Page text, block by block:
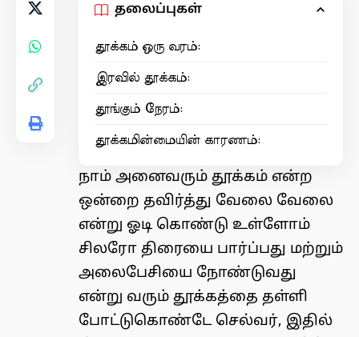
தலைப்புகள்
தூக்கம் ஒரு வரம்:
இரவில் தூக்கம்:
தூங்கும் நேரம்:
தூக்கமின்மையின் காரணம்:
நாம் அனைவரும் தூக்கம் என்ற
ஒன்றை தவிர்த்து வேலை வேலை
என்று ஓடி கொண்டு உள்ளோம்
சிலரோ திரையை பார்ப்பது மற்றும்
அலைபேசியை நோண்டுவது
என்று வரும் தூக்கத்தை தள்ளி
போட்டுகொண்டே செல்வர், இதில்